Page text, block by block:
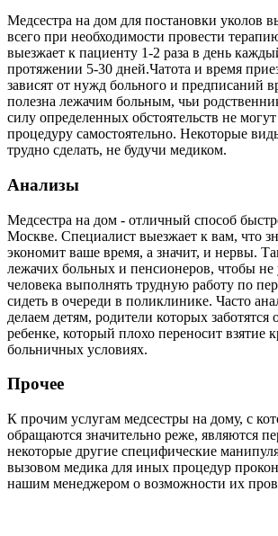
Медсестра на дом для постановки уколов
всего при необходимости провести
выезжает к пациенту 1-2 раза в день
протяжении 5-30 дней.Чатота и время
зависят от нужд больного и предписаний
полезна лежачим больным, чьи
силу определенных обстоятельств не
процедуру самостоятельно. Некоторые
трудно сделать, не будучи медиком.
Анализы
Медсестра на дом - отличный способ
Москве. Специалист выезжает к вам, что
экономит ваше время, а значит, и нервы.
лежачих больных и пенсионеров, чтобы не
человека выполнять трудную работу по
сидеть в очереди в поликлинике. Часто
делаем детям, родители которых заботятся
ребенке, который плохо переносит взятие
больничных условиях.
Прочее
К прочим услугам медсестры на дому, с
обращаются значительно реже, являются
некоторые другие специфические
вызовом медика для иных процедур
нашим менеджером о возможности их